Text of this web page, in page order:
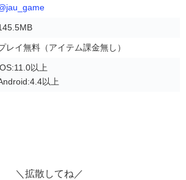
レイ無料（アイテム課金無し）
以上
以上
＼拡散してね／